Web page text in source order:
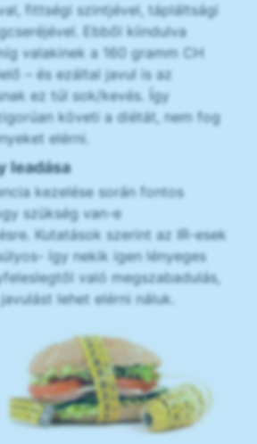
fittségi szintjével, tápláltsági
Ebből kiindulva
valakinek a 160 gramm CH
– és ezáltal javul is az
ez túl sok/kevés. Így
követi a diétát, nem fog
elérni.
leadása
kezelése során fontos
szükség van-e
Kutatások szerint az IR-esek
így nekik igen lényeges
való megszabadulás,
lehet elérni náluk.